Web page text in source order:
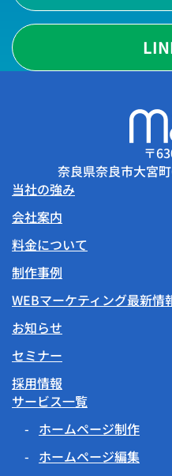
〒
奈良県奈良市大宮
当社の強み
会社案内
料金について
制作事例
WEBマーケティング最新情
お知らせ
セミナー
採用情報
サービス一覧
ホームページ制作
ホームページ編集